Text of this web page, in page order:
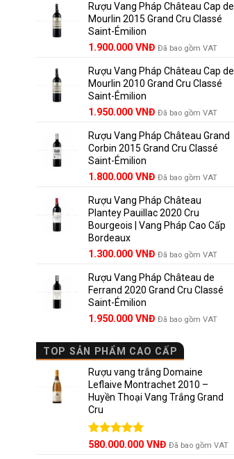
Rượu Vang Pháp Château Cap de
Mourlin 2015 Grand Cru Classé
Saint-Émilion
Giá
là:
2.800.000 VNĐ.
1.900.000 VNĐGiá
tại
là:
Đã bao gồm VAT
Rượu Vang Pháp Château Cap de
Mourlin 2010 Grand Cru Classé
Saint-Émilion
Giá
là:
2.950.000 VNĐ.
1.950.000 VNĐGiá
tại
là:
Đã bao gồm VAT
Rượu Vang Pháp Château Grand
Corbin 2015 Grand Cru Classé
Saint-Émilion
Giá
là:
2.500.000 VNĐ.
1.800.000 VNĐGiá
tại
là:
1.800.000 VNĐ.
Đã bao gồm VAT
Rượu Vang Pháp Château
Plantey Pauillac 2020 Cru
Bourgeois | Vang Pháp Cao Cấp
Bordeaux
Giá
là:
1.850.000 VNĐ.
1.300.000 VNĐGiá
tại
là:
Đã bao gồm VAT
Rượu Vang Pháp Château de
Ferrand 2020 Grand Cru Classé
Saint-Émilion
Giá
là:
2.800.000 VNĐ.
1.950.000 VNĐGiá
tại
là:
1.950.000 VNĐ.
Đã bao gồm VAT
TOP SẢN PHẨM CAO CẤP
Rượu vang trắng Domaine
Leflaive Montrachet 2010 –
Huyền Thoại Vang Trắng Grand
Cru
Được xếp
580.000.000 VNĐ Đã bao gồm VAT